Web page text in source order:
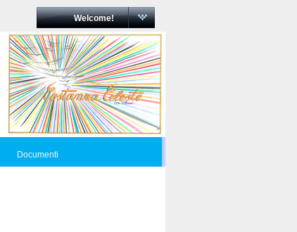
Welcome!
Documenti